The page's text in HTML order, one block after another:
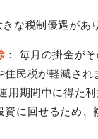
な税制優遇があ
： 毎月の掛金が
民税が軽減され
用期間中に得た
資に回せるため、